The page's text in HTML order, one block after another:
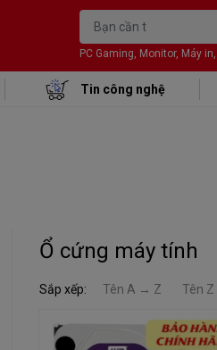
PC Gaming, Monitor, Máy in,
Tin công nghệ
Ổ cứng máy tính
Sắp xếp: Tên A → Z Tên